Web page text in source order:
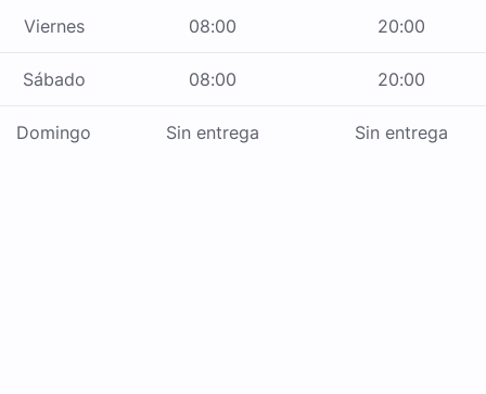
Viernes 08:00 20:00
Sábado 08:00 20:00
Domingo Sin entrega Sin entrega